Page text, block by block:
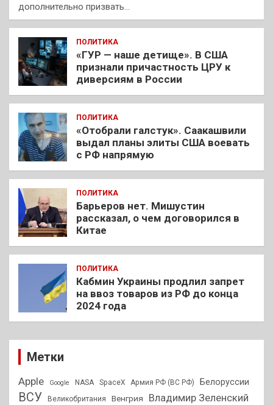
дополнительно призвать…
ПОЛИТИКА
«ГУР — наше детище». В США
признали причастность ЦРУ к
диверсиям в России
ПОЛИТИКА
«Отобрали галстук». Саакашвили
выдал планы элиты США воевать
с РФ напрямую
ПОЛИТИКА
Барьеров нет. Мишустин
рассказал, о чем договорился в
Китае
ПОЛИТИКА
Кабмин Украины продлил запрет
на ввоз товаров из РФ до конца
2024 года
Метки
Apple Google NASA SpaceX Армия РФ (ВС РФ) Белоруссии
ВСУ Великобритания Венгрия Владимир Зеленский